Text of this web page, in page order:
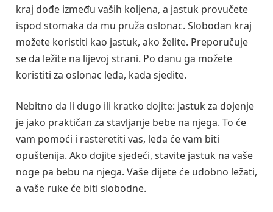
kraj dođe između vaših koljena, a jastuk provučete
ispod stomaka da mu pruža oslonac. Slobodan kraj
možete koristiti kao jastuk, ako želite. Preporučuje
se da ležite na lijevoj strani. Po danu ga možete
koristiti za oslonac leđa, kada sjedite.
Nebitno da li dugo ili kratko dojite: jastuk za dojenje
je jako praktičan za stavljanje bebe na njega. To će
vam pomoći i rasteretiti vas, leđa će vam biti
opuštenija. Ako dojite sjedeći, stavite jastuk na vaše
noge pa bebu na njega. Vaše dijete će udobno ležati,
a vaše ruke će biti slobodne.